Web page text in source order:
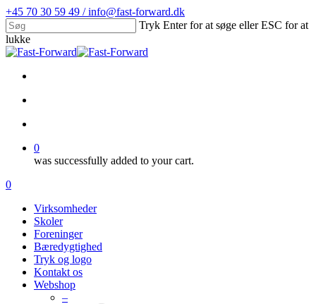
Skip
to
main
content
+45 70 30 59 49 / info@fast-forward.dk
Tryk Enter for at søge eller ESC for at
lukke
Close
0
was successfully added to your cart.
Menu
search
account
0
Virksomheder
Skoler
Foreninger
Bæredygtighed
Tryk og logo
Kontakt os
Webshop
–